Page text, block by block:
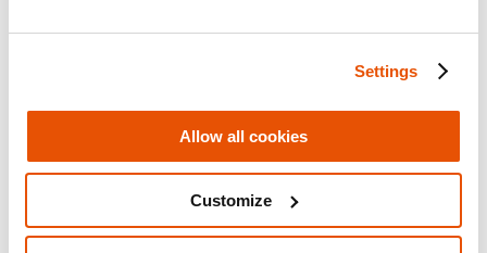
Settings
Allow all cookies
Customize
Informationsanalyst
Staatsanwalt
VP of Information Security
Director of Forensics
LÖSUNGEN FÜR DIE ÖFFENTLICHE
SICHERHEIT